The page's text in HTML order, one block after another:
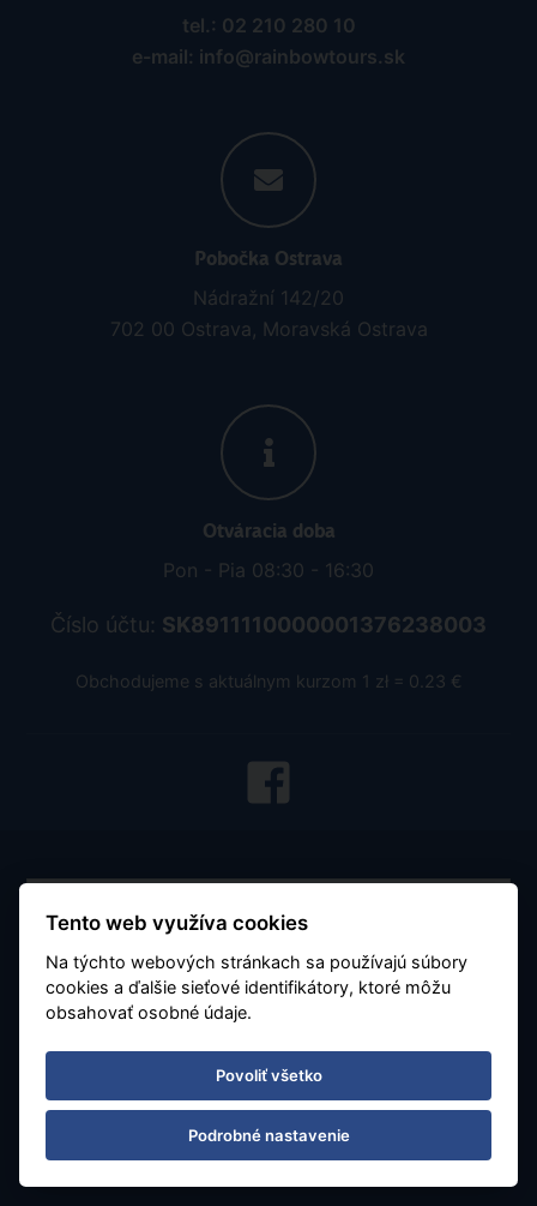
tel.: 02 210 280 10
e-mail: info@rainbowtours.sk
Pobočka Ostrava
Nádražní 142/20
702 00 Ostrava, Moravská Ostrava
Otváracia doba
Pon - Pia 08:30 - 16:30
Číslo účtu: SK8911110000001376238003
Obchodujeme s aktuálnym kurzom 1 zł = 0.23 €
Všeobecné podmienky
Dôležité - čítajte
Karta stáleho klienta
Tento web využíva cookies
Na týchto webových stránkach sa používajú súbory
cookies a ďalšie sieťové identifikátory, ktoré môžu
obsahovať osobné údaje.
Povoliť všetko
Podrobné nastavenie